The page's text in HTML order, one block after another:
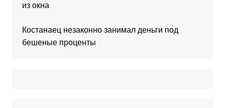
из окна
Костанаец незаконно занимал деньги под
бешеные проценты